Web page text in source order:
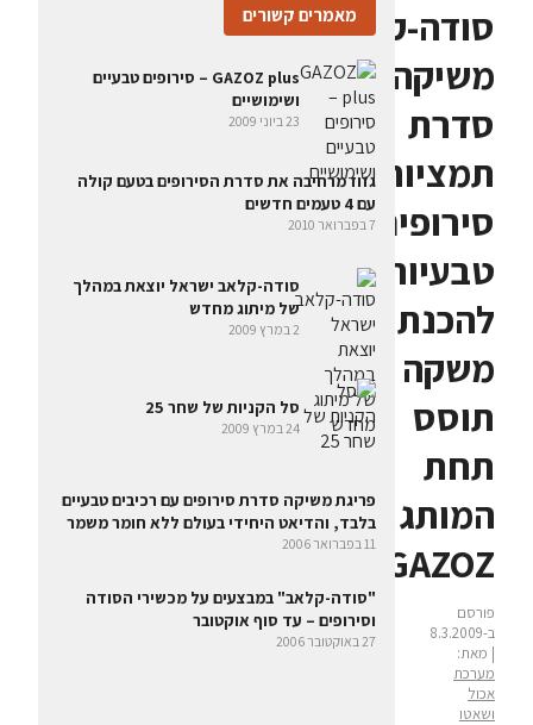
סודה-קלאב
משיקה
סדרת
תמציות
סירופים
טבעיות
להכנת
משקה
תוסס
תחת
המותג
GAZOZ
פורסם
ב-8.3.2009
| מאת:
מערכת
אכול
ושאטו
מאמרים קשורים
GAZOZ plus – סירופים טבעיים
ושימושיים
23 ביוני 2009
גזוז מרחיבה את סדרת הסירופים בטעם קולה
עם 4 טעמים חדשים
7 בפברואר 2010
סודה-קלאב ישראל יוצאת במהלך
של מיתוג מחדש
2 במרץ 2009
סל הקניות של שחר 25
24 במרץ 2009
פריגת משיקה סדרת סירופים עם רכיבים טבעיים
בלבד, והדיאט היחידי בעולם ללא חומר משמר
11 בפברואר 2006
"סודה-קלאב" במבצעים על מכשירי הסודה
וסירופים – עד סוף אוקטובר
27 באוקטובר 2006